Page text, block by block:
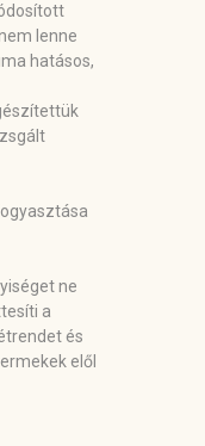
lenne
hatásos,
ne
a
és
elől